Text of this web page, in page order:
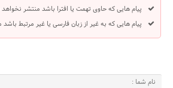
پیام هایی که حاوی تهمت یا افترا باشد منتشر
پیام هایی که به غیر از زبان فارسی یا غیر مرتبط